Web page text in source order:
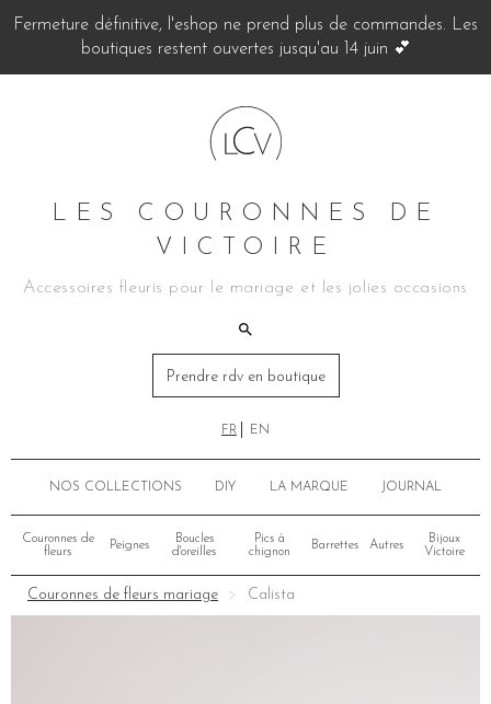
Fermeture définitive, l'eshop ne prend plus de commandes. Les
boutiques restent ouvertes jusqu'au 14 juin 💕
LES COURONNES DE
VICTOIRE
Accessoires fleuris pour le mariage et les jolies occasions
Prendre rdv en boutique
FR EN
NOS COLLECTIONS DIY LA MARQUE JOURNAL
Couronnes de
fleurs
Peignes
Boucles
d'oreilles
Pics à
chignon
Barrettes Autres
Bijoux
Victoire
Couronnes de fleurs mariage Calista